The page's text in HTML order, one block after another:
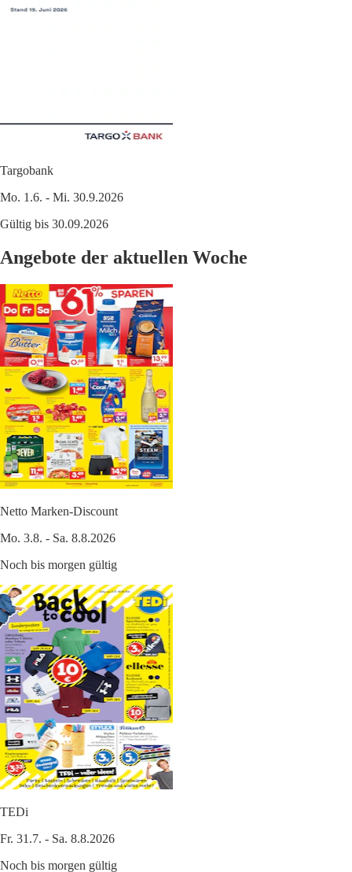
Targobank
Mo. 1.6. - Mi. 30.9.2026
Gültig bis 30.09.2026
Angebote der aktuellen Woche
Netto Marken-Discount
Mo. 3.8. - Sa. 8.8.2026
Noch bis morgen gültig
TEDi
Fr. 31.7. - Sa. 8.8.2026
Noch bis morgen gültig